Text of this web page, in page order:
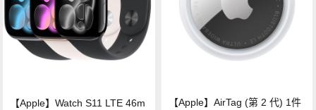
【Apple】Watch S11 LTE 46m
【Apple】AirTag (第 2 代) 1件